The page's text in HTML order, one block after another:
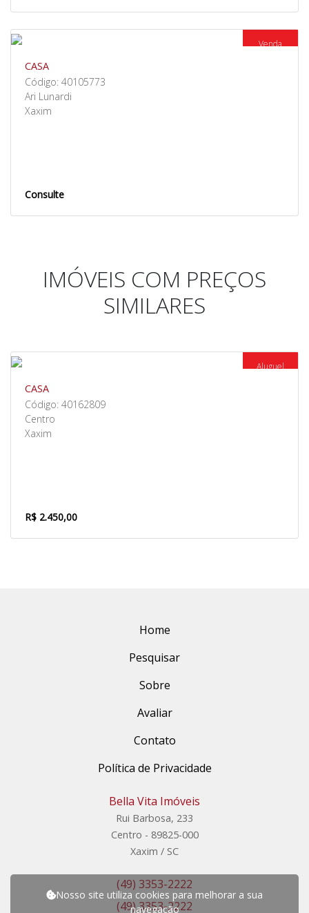
Venda
CASA
Código: 40105773
Ari Lunardi
Xaxim
Consulte
IMÓVEIS COM PREÇOS
SIMILARES
Aluguel
CASA
Código: 40162809
Centro
Xaxim
R$ 2.450,00
Nosso site utiliza cookies para melhorar a sua
navegação
Home
Pesquisar
Sobre
Avaliar
Contato
Política de Privacidade
Bella Vita Imóveis
Rui Barbosa, 233
Centro - 89825-000
Xaxim / SC
(49) 3353-2222
(49) 3353-2222